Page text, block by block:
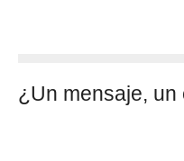
¿Un mensaje, un